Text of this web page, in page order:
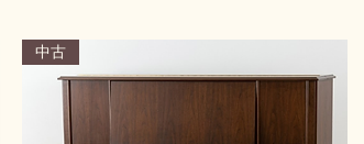
中古